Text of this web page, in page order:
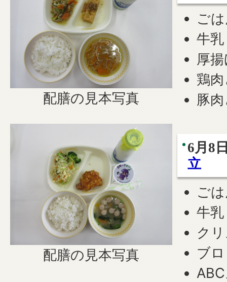
配膳の見本写真
ご
牛乳
厚
鶏
豚
配膳の見本写真
6月
立
ご
牛乳
ク
ブ